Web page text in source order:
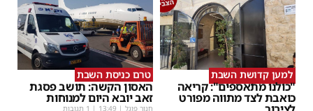
למען קדושת השבת
"כולנו מתאספים": קריאה
כואבת לצד מתווה מפורט
טרם כניסת השבת
האסון הקשה: תושב פסגת
זאב יובא היום למנוחות
חנוך פוגל |
13:49 | 1 תגובות